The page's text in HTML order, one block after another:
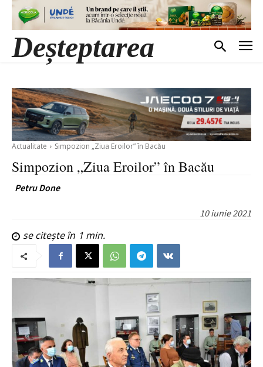
Deșteptarea
Actualitate Simpozion „Ziua Eroilor” în Bacău
Simpozion „Ziua Eroilor” în Bacău
Petru Done
10 iunie 2021
se citește în 1 min.